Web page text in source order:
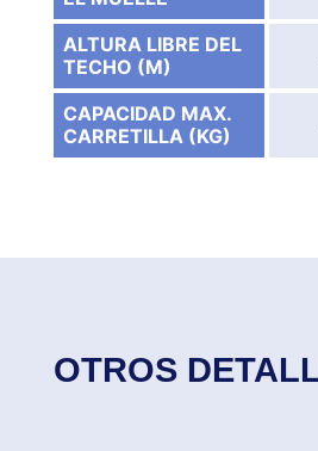
ALTURA LIBRE DEL
TECHO (M)
CAPACIDAD MAX.
CARRETILLA (KG)
OTROS